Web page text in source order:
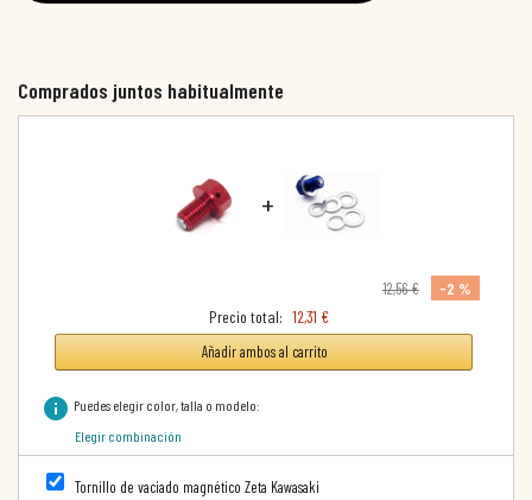
Comprados juntos habitualmente
+
12,56 €
-2 %
Precio total: 12,31 €
Añadir ambos al carrito
info Puedes elegir color, talla o modelo:
Elegir combinación
Tornillo de vaciado magnético Zeta Kawasaki